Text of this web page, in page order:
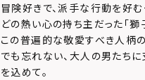
冒険好きで、派手な行動を好
どの熱い心の持ち主だった「獅
この普遍的な敬愛すべき人柄
でも忘れない、大人の男たちに
を込めて。